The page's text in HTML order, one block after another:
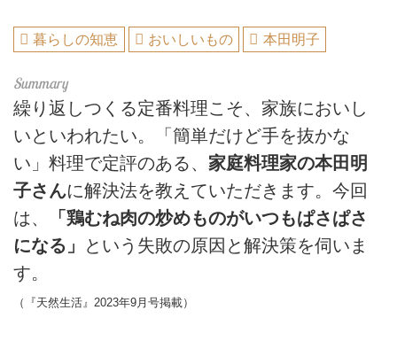
暮らしの知恵 おいしいもの 本田明子
繰り返しつくる定番料理こそ、家族においし
いといわれたい。「簡単だけど手を抜かな
い」料理で定評のある、 家庭料理家の本田明
子さんに解決法を教えていただきます。今回
は、
「鶏むね肉の炒めものがいつもぱさぱさ
になる」
という失敗の原因と解決策を伺いま
す。
（『天然生活』2023年9月号掲載）